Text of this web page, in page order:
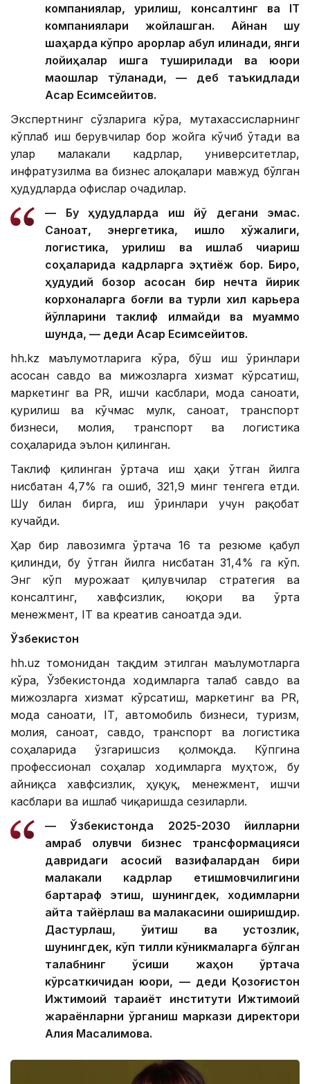
компаниялар, қурилиш, консалтинг ва IТ
компаниялари жойлашган. Айнан шу
шаҳарда кўпроқ қарорлар қабул қилинади, янги
лойиҳалар ишга туширилади ва юқори
маошлар тўланади, — деб таъкидлади
Асқар Есимсейитов.
Экспертнинг сўзларига кўра, мутахассисларнинг
кўплаб иш берувчилар бор жойга кўчиб ўтади ва
улар малакали кадрлар, университетлар,
инфратузилма ва бизнес алоқалари мавжуд бўлган
ҳудудларда офислар очадилар.
— Бу ҳудудларда иш йўқ дегани эмас.
Саноат, энергетика, қишлоқ хўжалиги,
логистика, қурилиш ва ишлаб чиқариш
соҳаларида кадрларга эҳтиёж бор. Бироқ,
ҳудудий бозор асосан бир нечта йирик
корхоналарга боғлиқ ва турли хил карьера
йўлларини таклиф қилмайди ва муаммо
шунда, — деди Асқар Есимсейитов.
hh.kz маълумотларига кўра, бўш иш ўринлари
асосан савдо ва мижозларга хизмат кўрсатиш,
маркетинг ва PR, ишчи касблари, мода саноати,
қурилиш ва кўчмас мулк, саноат, транспорт
бизнеси, молия, транспорт ва логистика
соҳаларида эълон қилинган.
Таклиф қилинган ўртача иш ҳақи ўтган йилга
нисбатан 4,7% га ошиб, 321,9 минг тенгега етди.
Шу билан бирга, иш ўринлари учун рақобат
кучайди.
Ҳар бир лавозимга ўртача 16 та резюме қабул
қилинди, бу ўтган йилга нисбатан 31,4% га кўп.
Энг кўп мурожаат қилувчилар стратегия ва
консалтинг, хавфсизлик, юқори ва ўрта
менежмент, IТ ва креатив саноатда эди.
Ўзбекистон
hh.uz томонидан тақдим этилган маълумотларга
кўра, Ўзбекистонда ходимларга талаб савдо ва
мижозларга хизмат кўрсатиш, маркетинг ва PR,
мода саноати, IТ, автомобиль бизнеси, туризм,
молия, саноат, савдо, транспорт ва логистика
соҳаларида ўзгаришсиз қолмоқда. Кўпгина
профессионал соҳалар ходимларга муҳтож, бу
айниқса хавфсизлик, ҳуқуқ, менежмент, ишчи
касблари ва ишлаб чиқаришда сезиларли.
— Ўзбекистонда 2025-2030 йилларни
қамраб олувчи бизнес трансформацияси
давридаги асосий вазифалардан бири
малакали кадрлар етишмовчилигини
бартараф этиш, шунингдек, ходимларни
қайта тайёрлаш ва малакасини оширишдир.
Дастурлаш, ўқитиш ва устозлик,
шунингдек, кўп тилли кўникмаларга бўлган
талабнинг ўсиши жаҳон ўртача
кўрсаткичидан юқори, — деди Қозоғистон
Ижтимоий тараққиёт институти Ижтимоий
жараёнларни ўрганиш маркази директори
Алия Масалимова.